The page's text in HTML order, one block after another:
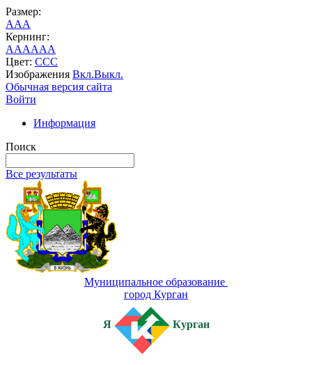
Размер:
AAA
Кернинг:
AAAAAA
Цвет: CCC
Изображения Вкл.Выкл.
Обычная версия сайта
Войти
Информация
Поиск
Все результаты
Муниципальное образование
город Курган
Я Курган